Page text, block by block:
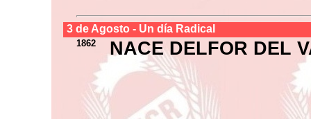
3 de Agosto - Un día Radical
1862 NACE DELFOR DEL